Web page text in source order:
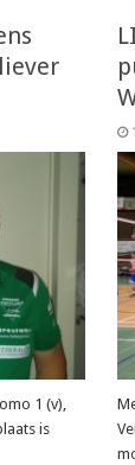
1 (v),
is